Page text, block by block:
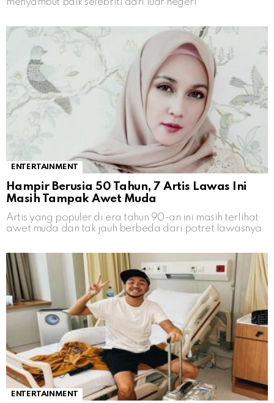
menyambut baik selebriti dari luar negeri
ENTERTAINMENT
Hampir Berusia 50 Tahun, 7 Artis Lawas Ini
Masih Tampak Awet Muda
Artis yang populer di era tahun 90-an ini masih terlihat
awet muda dan tak jauh berbeda dari potret lawasnya
ENTERTAINMENT